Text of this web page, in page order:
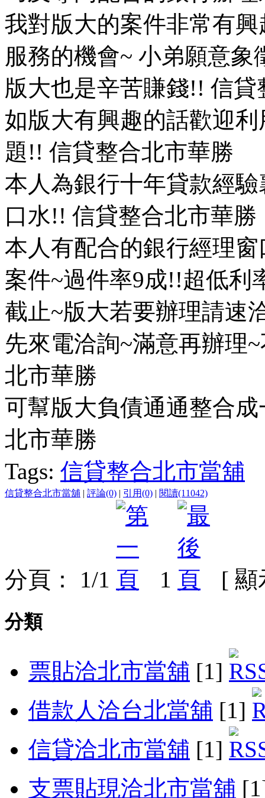
我對版大的案件非常有
服務的機會~ 小弟願意
版大也是辛苦賺錢!! 信貸
如版大有興趣的話歡迎
題!! 信貸整合北市華勝
本人為銀行十年貸款經
口水!! 信貸整合北市華勝
本人有配合的銀行經理
案件~過件率9成!!超低利
截止~版大若要辦理請速
先來電洽詢~滿意再辦理
北市華勝
可幫版大負債通通整合
北市華勝
Tags: 信貸整合北市當舖
信貸整合北市當舖 | 評論(0) | 引用(0) | 閱讀(11042)
分頁： 1/1 1 [
分類
票貼洽北市當舖 [1]
借款人洽台北當舖 [1]
信貸洽北市當舖 [1]
支票貼現洽北市當舖